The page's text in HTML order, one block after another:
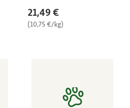
21,49 €
(10,75 €/kg)